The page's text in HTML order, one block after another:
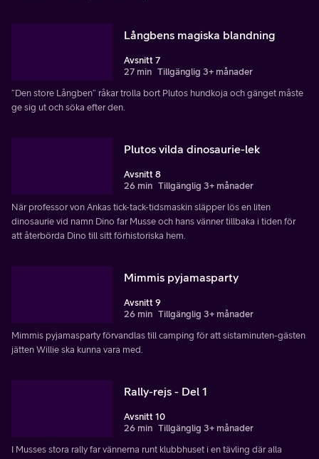
Långbens magiska blandning
Avsnitt 7
27 min Tillgänglig 3+ månader
”Den store Långben” råkar trolla bort Plutos hundkoja och gänget måste
ge sig ut och söka efter den.
Plutos vilda dinosaurie-lek
Avsnitt 8
26 min Tillgänglig 3+ månader
När professor von Ankas tick-tack-tidsmaskin släpper lös en liten
dinosaurie vid namn Dino far Musse och hans vänner tillbaka i tiden för
att återbörda Dino till sitt förhistoriska hem.
Mimmis pyjamasparty
Avsnitt 9
26 min Tillgänglig 3+ månader
Mimmis pyjamasparty förvandlas till camping för att sistaminuten-gästen
jätten Willie ska kunna vara med.
Rally-rejs - Del 1
Avsnitt 10
26 min Tillgänglig 3+ månader
I Musses stora rally far vännerna runt klubbhuset i en tävling där alla